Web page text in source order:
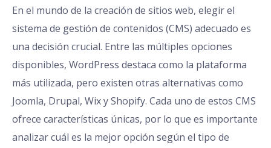
En el mundo de la creación de sitios web, elegir el
sistema de gestión de contenidos (CMS) adecuado es
una decisión crucial. Entre las múltiples opciones
disponibles, WordPress destaca como la plataforma
más utilizada, pero existen otras alternativas como
Joomla, Drupal, Wix y Shopify. Cada uno de estos CMS
ofrece características únicas, por lo que es importante
analizar cuál es la mejor opción según el tipo de